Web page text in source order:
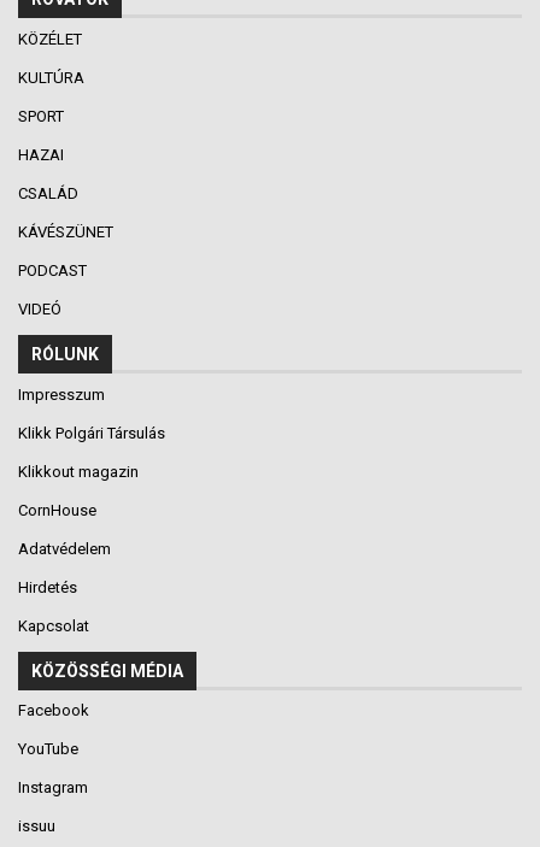
KÖZÉLET
KULTÚRA
SPORT
HAZAI
CSALÁD
KÁVÉSZÜNET
PODCAST
VIDEÓ
RÓLUNK
Impresszum
Klikk Polgári Társulás
Klikkout magazin
CornHouse
Adatvédelem
Hirdetés
Kapcsolat
KÖZÖSSÉGI MÉDIA
Facebook
YouTube
Instagram
issuu